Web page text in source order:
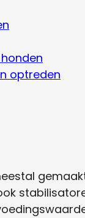
optreden